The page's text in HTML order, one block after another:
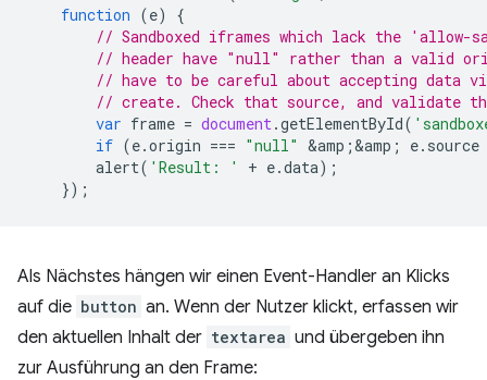
function (e)
{
// Sandboxed iframes which lack the 'allow-
// header have "null" rather than a valid
// have to be careful about accepting data
// create. Check that source, and validate
var frame = document.getElementById(
if (e.origin === "null" &amp ;&amp ; e. source
alert( 'Result: ' + e.data);
});
Als Nächstes hängen wir einen Event-Handler an Klicks
auf die button an. Wenn der Nutzer klickt, erfassen wir
den aktuellen Inhalt der textarea und übergeben ihn
zur Ausführung an den Frame: